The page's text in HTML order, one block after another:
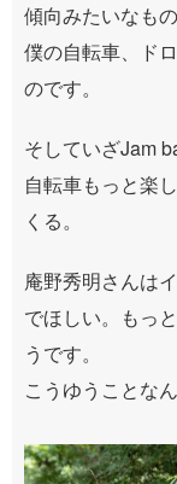
傾向みたいなも
僕の自転車、ド
のです。
そしていざJam
自転車もっと楽
くる。
庵野秀明さんは
でほしい。もっ
うです。
こうゆうことな